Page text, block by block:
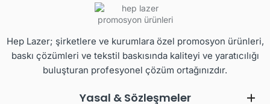
Hep Lazer; şirketlere ve kurumlara özel promosyon ürünleri,
baskı çözümleri ve tekstil baskısında kaliteyi ve yaratıcılığı
buluşturan profesyonel çözüm ortağınızdır.
Yasal & Sözleşmeler